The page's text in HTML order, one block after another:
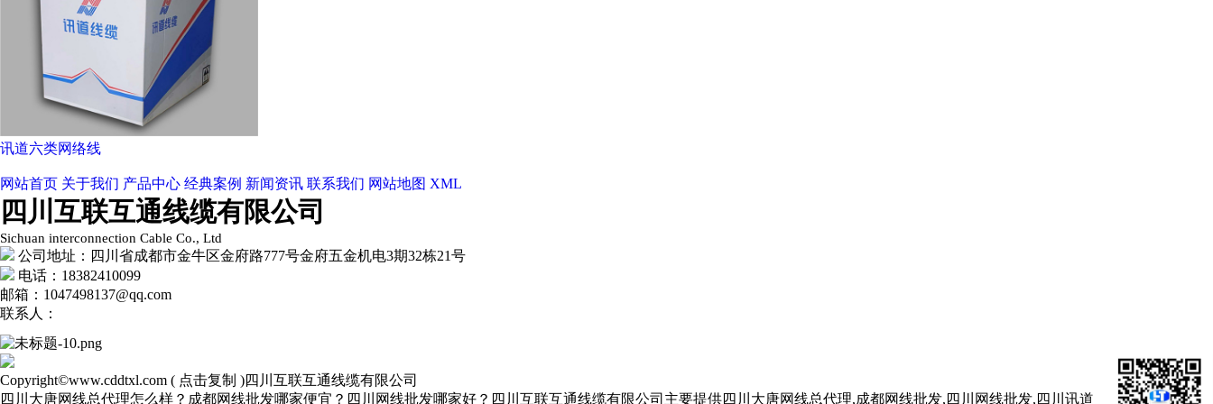
讯道六类网络线
网站首页 关于我们 产品中心 经典案例 新闻资讯 联系我们 网站地图 XML
四川互联互通线缆有限公司
Sichuan interconnection Cable Co., Ltd
公司地址：四川省成都市金牛区金府路777号金府五金机电3期32栋21号
电话：18382410099
邮箱：1047498137@qq.com
联系人：
Copyright©www.cddtxl.com ( 点击复制 )四川互联互通线缆有限公司
四川大唐网线总代理怎么样？成都网线批发哪家便宜？四川网线批发哪家好？四川互联互通线缆有限公司主要提供四川大唐网线总代理,成都网线批发,四川网线批发,四川讯道